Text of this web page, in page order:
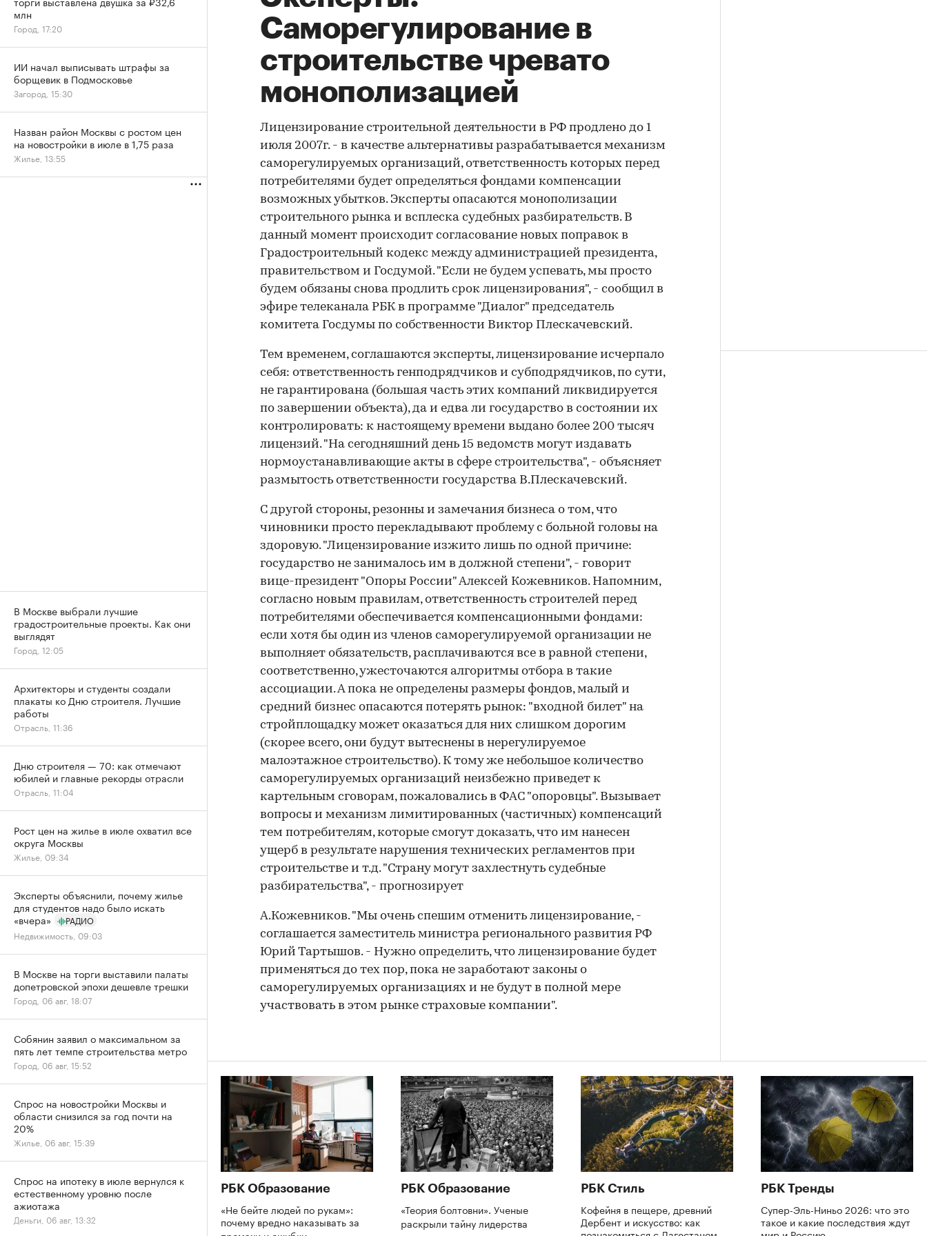
Саморегулирование в
строительстве чревато
монополизацией
Лицензирование строительной деятельности в РФ продлено до 1
июля 2007г. - в качестве альтернативы разрабатывается механизм
саморегулируемых организаций, ответственность которых перед
потребителями будет определяться фондами компенсации
возможных убытков. Эксперты опасаются монополизации
строительного рынка и всплеска судебных разбирательств. В
данный момент происходит согласование новых поправок в
Градостроительный кодекс между администрацией президента,
правительством и Госдумой. "Если не будем успевать, мы просто
будем обязаны снова продлить срок лицензирования", - сообщил в
эфире телеканала РБК в программе "Диалог" председатель
комитета Госдумы по собственности Виктор Плескачевский.
Тем временем, соглашаются эксперты, лицензирование исчерпало
себя: ответственность генподрядчиков и субподрядчиков, по сути,
не гарантирована (большая часть этих компаний ликвидируется
по завершении объекта), да и едва ли государство в состоянии их
контролировать: к настоящему времени выдано более 200 тысяч
лицензий. "На сегодняшний день 15 ведомств могут издавать
нормоустанавливающие акты в сфере строительства", - объясняет
размытость ответственности государства В.Плескачевский.
С другой стороны, резонны и замечания бизнеса о том, что
чиновники просто перекладывают проблему с больной головы на
здоровую. "Лицензирование изжито лишь по одной причине:
государство не занималось им в должной степени", - говорит
вице-президент "Опоры России" Алексей Кожевников. Напомним,
согласно новым правилам, ответственность строителей перед
потребителями обеспечивается компенсационными фондами:
если хотя бы один из членов саморегулируемой организации не
выполняет обязательств, расплачиваются все в равной степени,
соответственно, ужесточаются алгоритмы отбора в такие
ассоциации. А пока не определены размеры фондов, малый и
средний бизнес опасаются потерять рынок: "входной билет" на
стройплощадку может оказаться для них слишком дорогим
(скорее всего, они будут вытеснены в нерегулируемое
малоэтажное строительство). К тому же небольшое количество
саморегулируемых организаций неизбежно приведет к
картельным сговорам, пожаловались в ФАС "опоровцы". Вызывает
вопросы и механизм лимитированных (частичных) компенсаций
тем потребителям, которые смогут доказать, что им нанесен
ущерб в результате нарушения технических регламентов при
строительстве и т.д. "Страну могут захлестнуть судебные
разбирательства", - прогнозирует
А.Кожевников. "Мы очень спешим отменить лицензирование, -
соглашается заместитель министра регионального развития РФ
Юрий Тартышов. - Нужно определить, что лицензирование будет
применяться до тех пор, пока не заработают законы о
саморегулируемых организациях и не будут в полной мере
участвовать в этом рынке страховые компании".
РБК Образование
«Не бейте людей по рукам»:
почему вредно наказывать за
РБК Образование
«Теория болтовни». Ученые
раскрыли тайну лидерства
РБК Стиль
Кофейня в пещере, древний
Дербент и искусство: как
РБК Тренды
Супер-Эль-Ниньо 2026: что это
такое и какие последствия ждут
млн
Город, 17:20
ИИ начал выписывать штрафы за
борщевик в Подмосковье
Загород, 15:30
Назван район Москвы с ростом цен
на новостройки в июле в 1,75 раза
Жилье, 13:55
В Москве выбрали лучшие
градостроительные проекты. Как они
выглядят
Город, 12:05
Архитекторы и студенты создали
плакаты ко Дню строителя. Лучшие
работы
Отрасль, 11:36
Дню строителя — 70: как отмечают
юбилей и главные рекорды отрасли
Отрасль, 11:04
Рост цен на жилье в июле охватил все
округа Москвы
Жилье, 09:34
Эксперты объяснили, почему жилье
для студентов надо было искать
«вчера»
РАДИО
Недвижимость, 09:03
В Москве на торги выставили палаты
допетровской эпохи дешевле трешки
Город, 06 авг, 18:07
Собянин заявил о максимальном за
пять лет темпе строительства метро
Город, 06 авг, 15:52
Спрос на новостройки Москвы и
области снизился за год почти на
20%
Жилье, 06 авг, 15:39
Спрос на ипотеку в июле вернулся к
естественному уровню после
ажиотажа
Деньги, 06 авг, 13:32